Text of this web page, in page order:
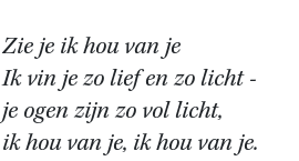
Zie je ik hou van je
Ik vin je zo lief en zo licht -
je ogen zijn zo vol licht,
ik hou van je, ik hou van je.